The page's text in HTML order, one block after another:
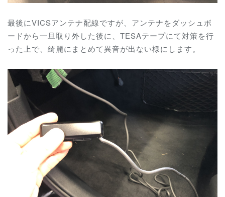
最後にVICSアンテナ配線ですが、アンテナをダッシュボ
ードから一旦取り外した後に、TESAテープにて対策を行
った上で、綺麗にまとめて異音が出ない様にします。